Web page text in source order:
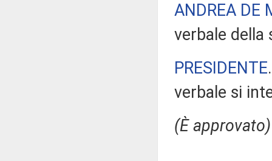
ANDREA DE
verbale della
PRESIDENTE
verbale si
(È approvato)